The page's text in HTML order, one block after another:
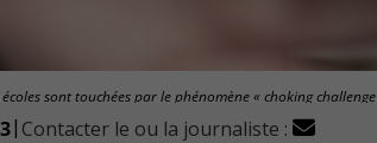
sont touchées par le phénomène « choking
| Contacter le ou la journaliste :